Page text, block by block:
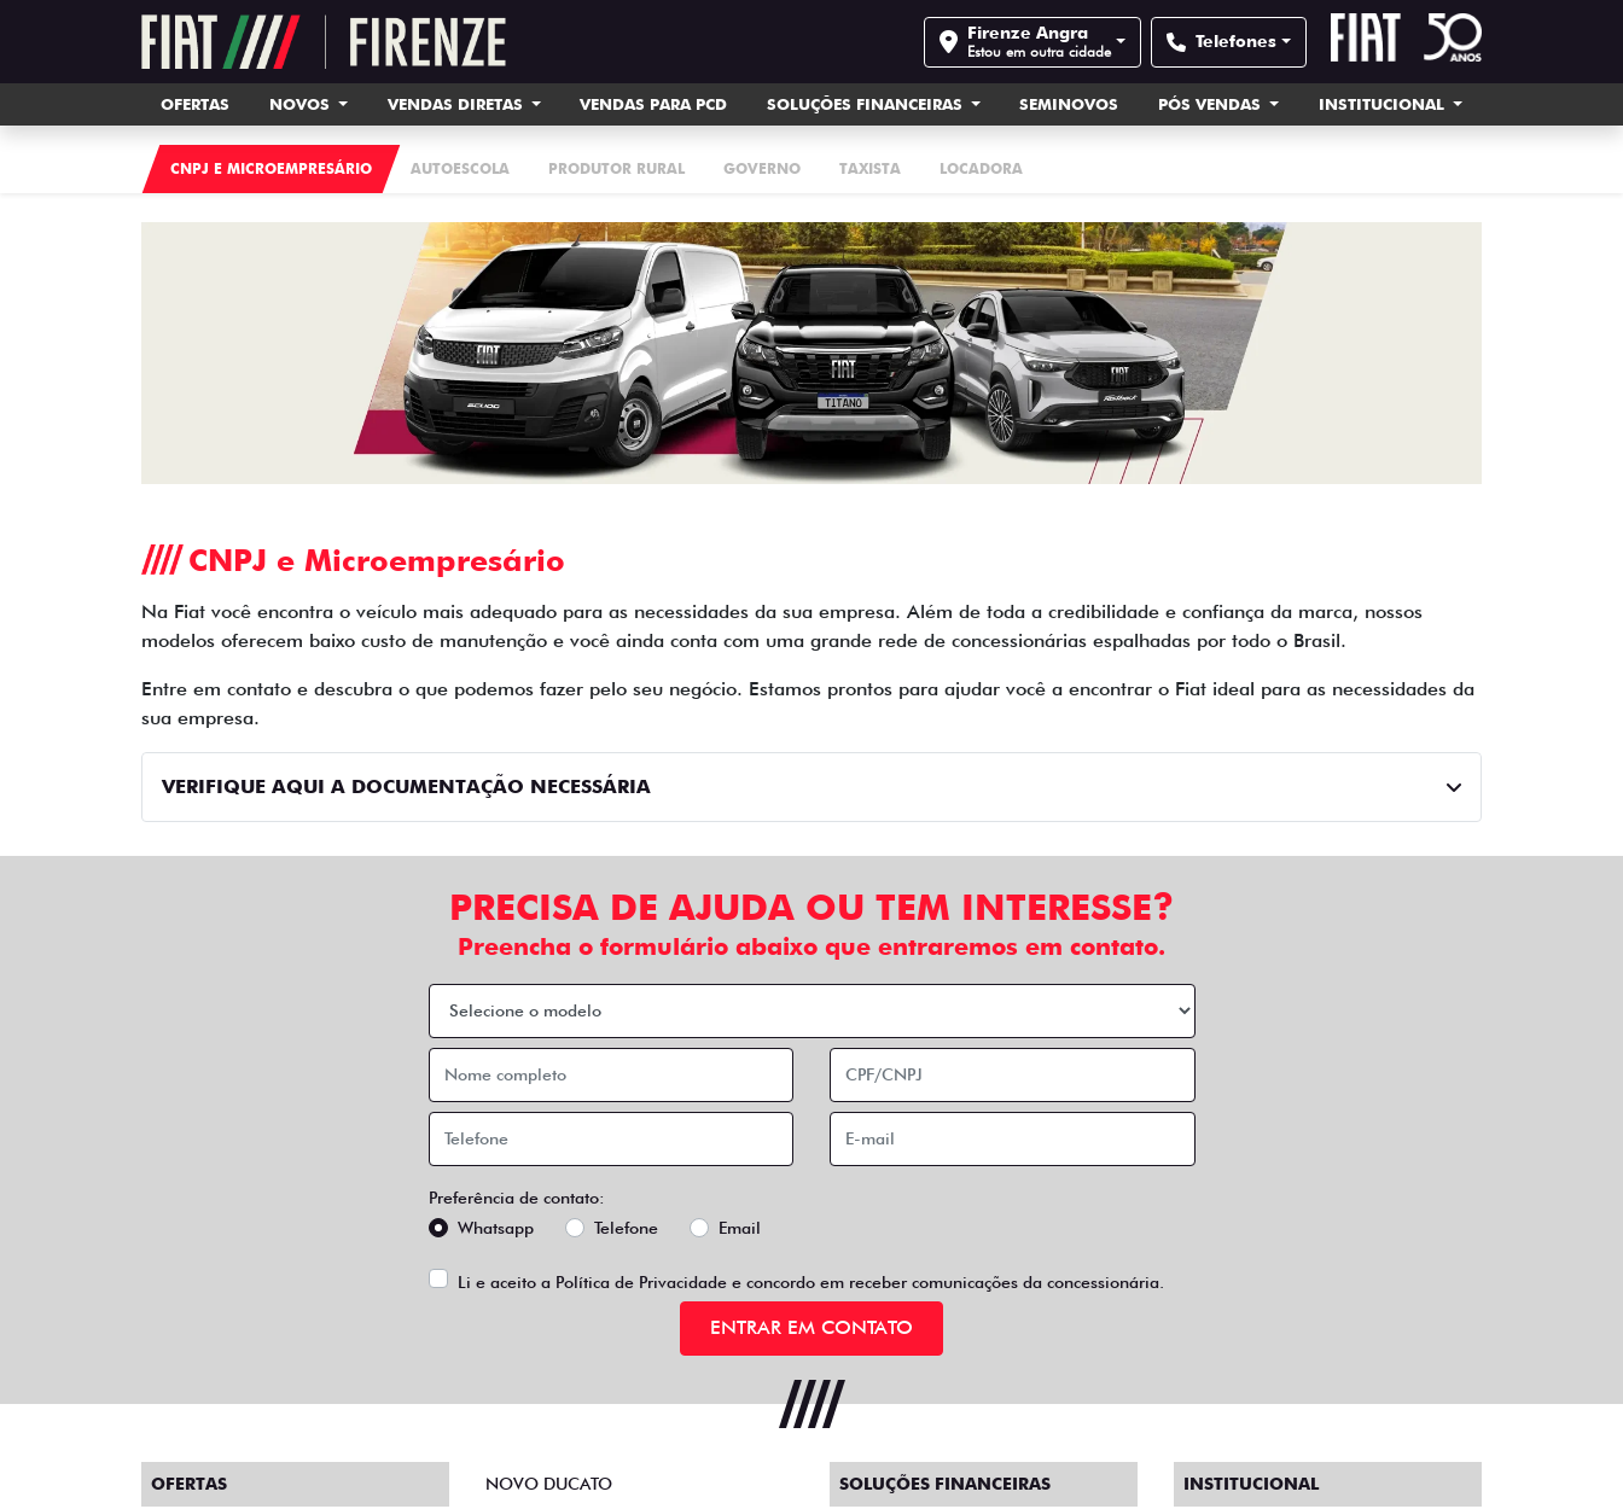
Firenze Angra
Estou em outra cidade Telefones
OFERTAS NOVOS VENDAS DIRETAS VENDAS PARA PCD SOLUÇÕES FINANCEIRAS SEMINOVOS PÓS VENDAS INSTITUCIONAL
CNPJ E MICROEMPRESÁRIO AUTOESCOLA PRODUTOR RURAL GOVERNO TAXISTA LOCADORA
CNPJ e Microempresário
Na Fiat você encontra o veículo mais adequado para as necessidades da sua empresa. Além de toda a credibilidade e confiança da marca, nossos
modelos oferecem baixo custo de manutenção e você ainda conta com uma grande rede de concessionárias espalhadas por todo o Brasil.
Entre em contato e descubra o que podemos fazer pelo seu negócio. Estamos prontos para ajudar você a encontrar o Fiat ideal para as necessidades da
sua empresa.
VERIFIQUE AQUI A DOCUMENTAÇÃO NECESSÁRIA
PRECISA DE AJUDA OU TEM INTERESSE?
Preencha o formulário abaixo que entraremos em contato.
Preferência de contato:
Whatsapp
Telefone Email
Li e aceito a Política de Privacidadee concordo em receber comunicações da concessionária.
ENTRAR EM CONTATO
OFERTAS NOVO DUCATO SOLUÇÕES FINANCEIRAS INSTITUCIONAL